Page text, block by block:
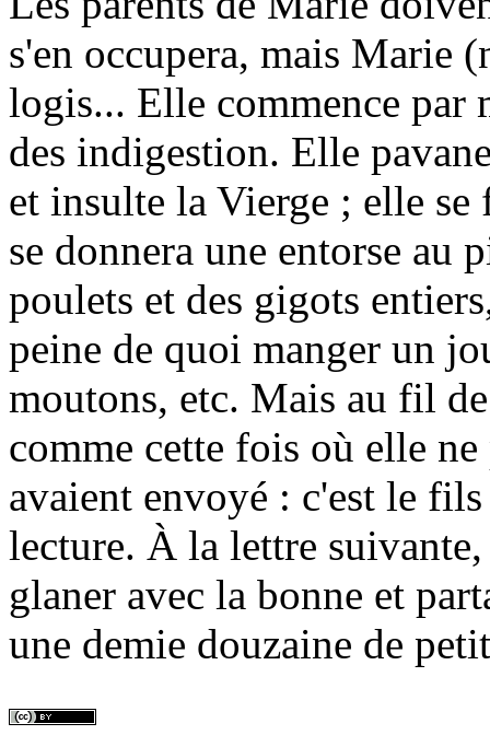
s'en occupera, mais Marie
logis... Elle commence par
des indigestion. Elle
et insulte la Vierge ; elle
se donnera une entorse au
poulets et des gigots
peine de quoi manger un
moutons, etc. Mais au fil
comme cette fois où elle
avaient envoyé : c'est le
lecture. À la lettre
glaner avec la bonne et
une demie douzaine de